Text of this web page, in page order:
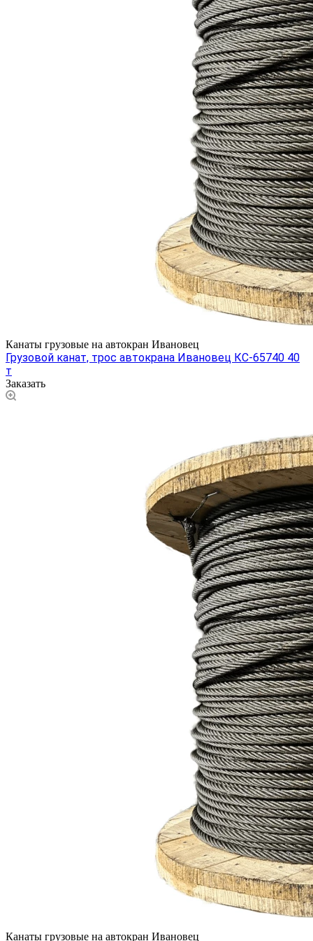
Канаты грузовые на автокран Ивановец
Грузовой канат, трос автокрана Ивановец КС-65740 40
т
Заказать
Канаты грузовые на автокран Ивановец